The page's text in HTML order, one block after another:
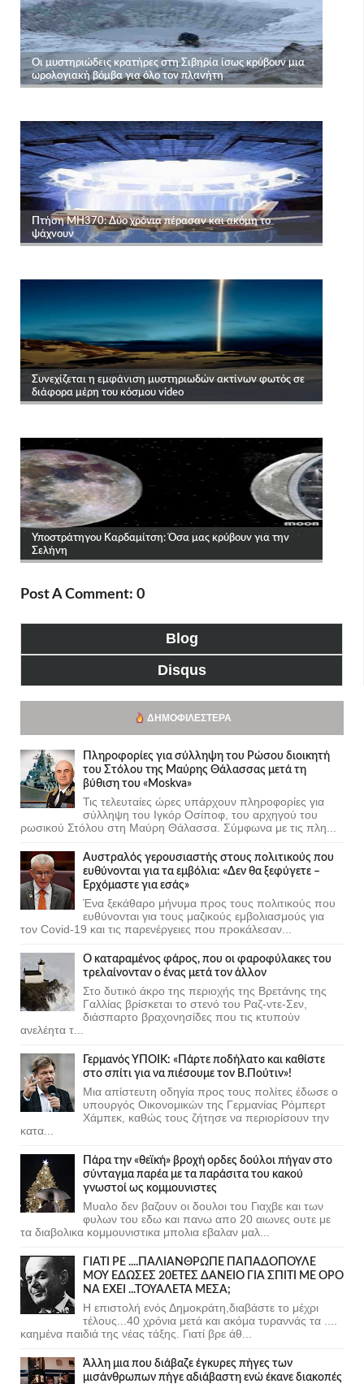
Post A Comment: 0
Blog
Disqus
ΔΗΜΟΦΙΛΈΣΤΕΡΑ
Πληροφορίες για σύλληψη του Ρώσου διοικητή
του Στόλου της Mαύρης Θάλασσας μετά τη
βύθιση του «Moskva»
Τις τελευταίες ώρες υπάρχουν πληροφορίες για
σύλληψη του Ιγκόρ Οσίποφ, του αρχηγού του
ρωσικού Στόλου στη Μαύρη Θάλασσα. Σύμφωνα με τις πλη...
Αυστραλός γερουσιαστής στους πολιτικούς που
ευθύνονται για τα εμβόλια: «Δεν θα ξεφύγετε –
Ερχόμαστε για εσάς»
Ένα ξεκάθαρο μήνυμα προς τους πολιτικούς που
ευθύνονται για τους μαζικούς εμβολιασμούς για
τον Covid-19 και τις παρενέργειες που προκάλεσαν...
Ο καταραμένος φάρος, που οι φαροφύλακες του
τρελαίνονταν ο ένας μετά τον άλλον
Στο δυτικό άκρο της περιοχής της Βρετάνης της
Γαλλίας βρίσκεται το στενό του Ραζ-ντε-Σεν,
διάσπαρτο βραχονησίδες που τις κτυπούν
ανελέητα τ...
Γερμανός ΥΠΟΙΚ: «Πάρτε ποδήλατο και καθίστε
στο σπίτι για να πιέσουμε τον Β.Πούτιν»!
Μια απίστευτη οδηγία προς τους πολίτες έδωσε ο
υπουργός Οικονομικών της Γερμανίας Ρόμπερτ
Χάμπεκ, καθώς τους ζήτησε να περιορίσουν την
κατα...
Πάρα την «θεϊκή» βροχή ορδες δούλοι πήγαν στο
σύνταγμα παρέα με τα παράσιτα του κακού
γνωστοί ως κομμουνιστες
Μυαλο δεν βαζουν οι δουλοι του Γιαχβε και των
φυλων του εδω και πανω απο 20 αιωνες ουτε με
τα διαβολικα κομμουνιστικα μπολια εβαλαν μαλ...
ΓΙΑΤΙ ΡΕ ....ΠΑΛΙΑΝΘΡΩΠΕ ΠΑΠΑΔΟΠΟΥΛΕ
ΜΟΥ ΕΔΩΣΕΣ 20ΕΤΕΣ ΔΑΝΕΙΟ ΓΙΑ ΣΠΙΤΙ ΜΕ ΟΡΟ
ΝΑ ΕΧΕΙ ...ΤΟΥΑΛΕΤΑ ΜΕΣΑ;
Η επιστολή ενός Δημοκράτη,διαβάστε το μέχρι
τέλους...40 χρόνια μετά και ακόμα τυραννάς τα ....
καημένα παιδιά της νέας τάξης. Γιατί βρε άθ...
Άλλη μια που διάβαζε έγκυρες πήγες των
μισάνθρωπων πήγε αδιάβαστη ενώ έκανε διακοπές